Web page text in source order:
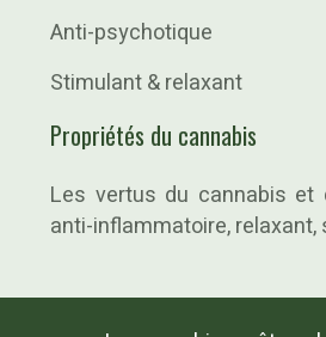
Anti-psychotique
Stimulant & relaxant
Propriétés du cannabis
Les vertus du cannabis et
anti-inflammatoire,